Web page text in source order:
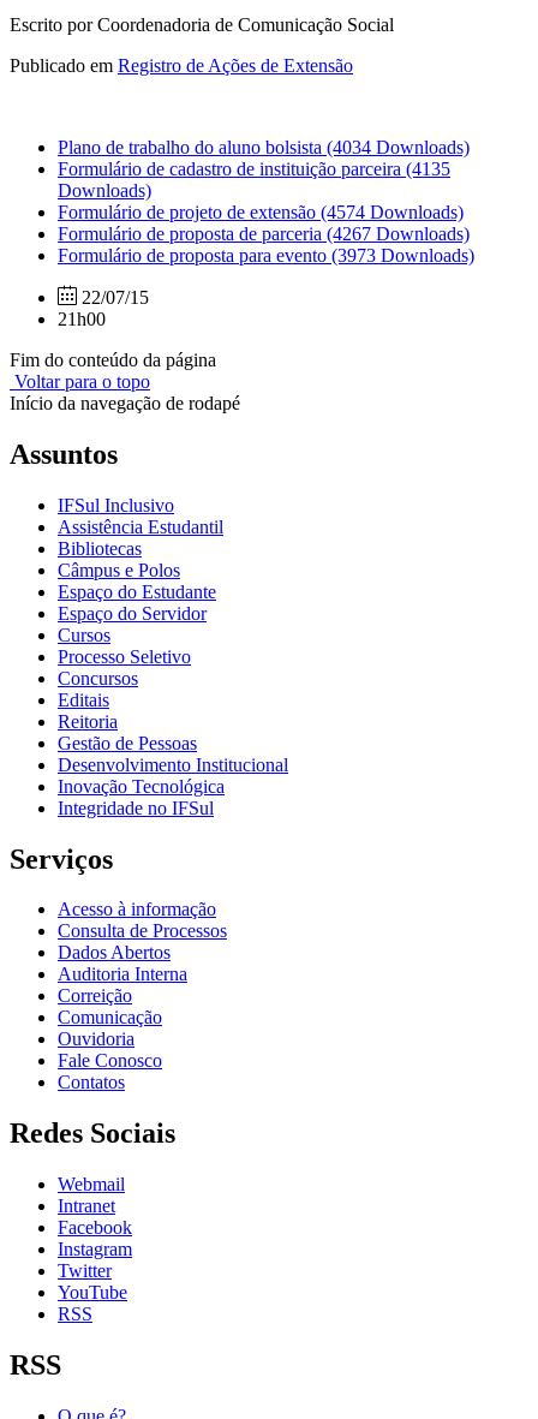
Escrito por Coordenadoria de Comunicação Social
Publicado em Registro de Ações de Extensão
Plano de trabalho do aluno bolsista (4034 Downloads)
Formulário de cadastro de instituição parceira (4135
Downloads)
Formulário de projeto de extensão (4574 Downloads)
Formulário de proposta de parceria (4267 Downloads)
Formulário de proposta para evento (3973 Downloads)
22/07/15
21h00
Fim do conteúdo da página
Voltar para o topo
Início da navegação de rodapé
Assuntos
IFSul Inclusivo
Assistência Estudantil
Bibliotecas
Câmpus e Polos
Espaço do Estudante
Espaço do Servidor
Cursos
Processo Seletivo
Concursos
Editais
Reitoria
Gestão de Pessoas
Desenvolvimento Institucional
Inovação Tecnológica
Integridade no IFSul
Serviços
Acesso à informação
Consulta de Processos
Dados Abertos
Auditoria Interna
Correição
Comunicação
Ouvidoria
Fale Conosco
Contatos
Redes Sociais
Webmail
Intranet
Facebook
Instagram
Twitter
YouTube
RSS
RSS